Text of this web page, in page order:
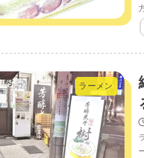
ラーメン